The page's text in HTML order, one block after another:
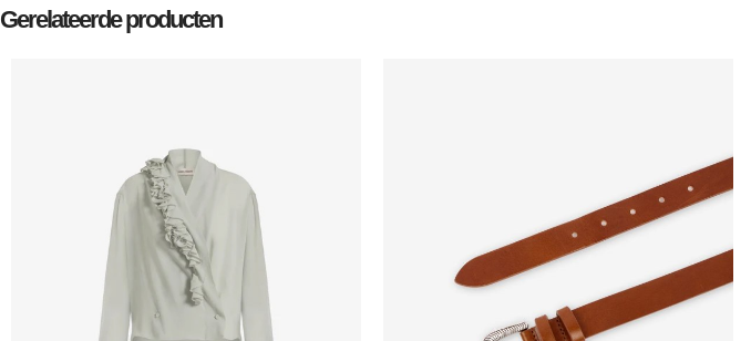
Gerelateerde producten